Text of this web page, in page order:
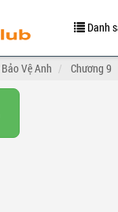
Danh
Vệ Anh Chương 9